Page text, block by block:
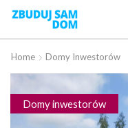
Home Domy Inwestorów
Domy inwestorów